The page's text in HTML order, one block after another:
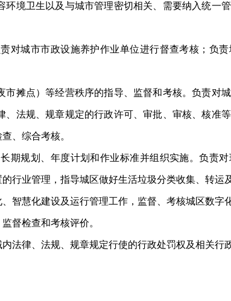
卫生以及与城市管理密切相关、需要纳入统一
城市市政设施养护作业单位进行督查考核；负责
点）等经营秩序的指导、监督和考核。负责对
法规、规章规定的行政许可、审批、审核、核准
、综合考核。
规划、年度计划和作业标准并组织实施。负责对
行业管理，指导城区做好生活垃圾分类收集、转运
慧化建设及运行管理工作，监督、考核城区数字化
督检查和考核评价。
律、法规、规章规定行使的行政处罚权及相关行政